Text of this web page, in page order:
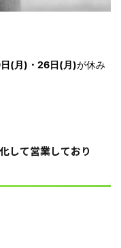
(月)・26日(月)が休み
して営業しており